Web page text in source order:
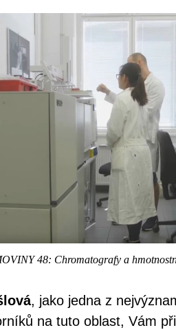
48: Chromatografy a
, jako jedna z
na tuto oblast, Vám